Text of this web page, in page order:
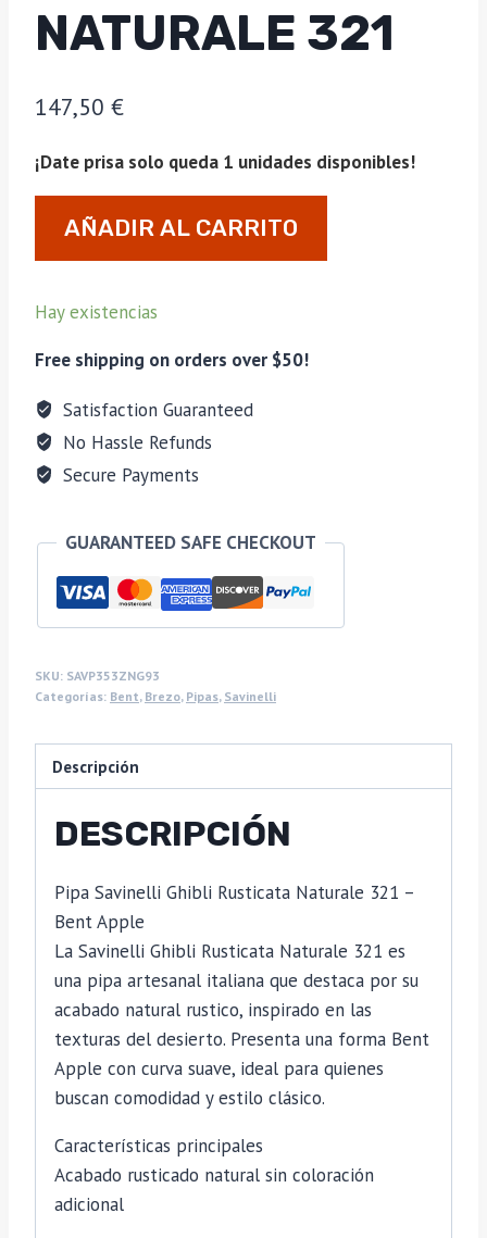
NATURALE 321
147,50 €
¡Date prisa solo queda 1 unidades disponibles!
Savinelli
Ghibli
Naturale
321
AÑADIR AL CARRITO
Hay existencias
Free shipping on orders over $50!
Satisfaction Guaranteed
No Hassle Refunds
Secure Payments
GUARANTEED SAFE CHECKOUT
SKU: SAVP353ZNG93
Categorías: Bent, Brezo, Pipas, Savinelli
Descripción
DESCRIPCIÓN
Pipa Savinelli Ghibli Rusticata Naturale 321 –
Bent Apple
La Savinelli Ghibli Rusticata Naturale 321 es
una pipa artesanal italiana que destaca por su
acabado natural rustico, inspirado en las
texturas del desierto. Presenta una forma Bent
Apple con curva suave, ideal para quienes
buscan comodidad y estilo clásico.
Características principales
Acabado rusticado natural sin coloración
adicional